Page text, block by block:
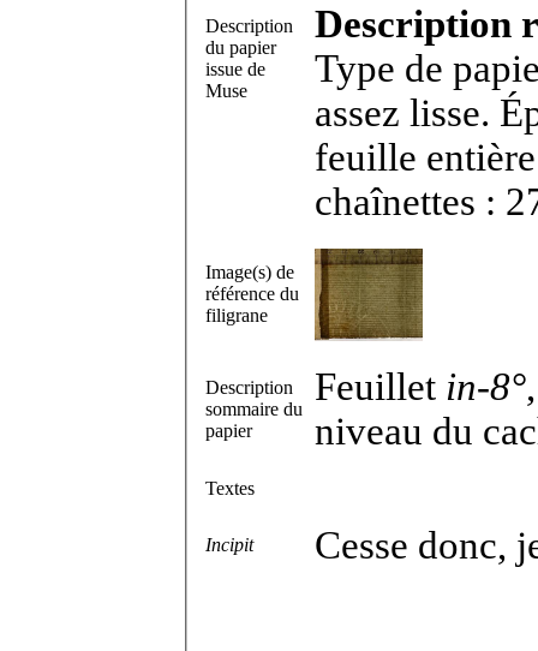
Description
du papier
issue de
Muse
Description
Type de
assez lisse.
feuille
chaînettes :
Image(s) de
référence du
filigrane
Description
sommaire du
papier
Feuillet in-8°
niveau du
Textes
Incipit Cesse donc,